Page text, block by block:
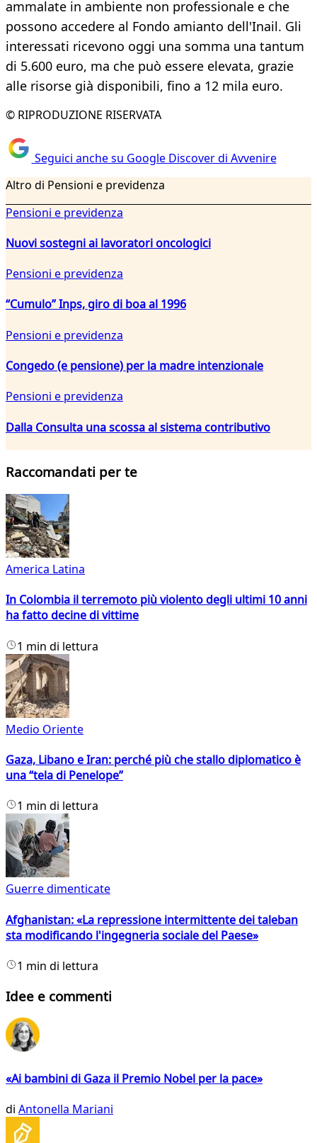
ammalate in ambiente non professionale e che
possono accedere al Fondo amianto dell'Inail. Gli
interessati ricevono oggi una somma una tantum
di 5.600 euro, ma che può essere elevata, grazie
alle risorse già disponibili, fino a 12 mila euro.
© RIPRODUZIONE RISERVATA
Seguici anche su Google Discover di Avvenire
Altro di Pensioni e previdenza
Pensioni e previdenza
Nuovi sostegni ai lavoratori oncologici
Pensioni e previdenza
“Cumulo” Inps, giro di boa al 1996
Pensioni e previdenza
Congedo (e pensione) per la madre intenzionale
Pensioni e previdenza
Dalla Consulta una scossa al sistema contributivo
Raccomandati per te
America Latina
In Colombia il terremoto più violento degli ultimi 10 anni
ha fatto decine di vittime
1 min di lettura
Medio Oriente
Gaza, Libano e Iran: perché più che stallo diplomatico è
una “tela di Penelope”
1 min di lettura
Guerre dimenticate
Afghanistan: «La repressione intermittente dei taleban
sta modificando l'ingegneria sociale del Paese»
1 min di lettura
Idee e commenti
«Ai bambini di Gaza il Premio Nobel per la pace»
di Antonella Mariani